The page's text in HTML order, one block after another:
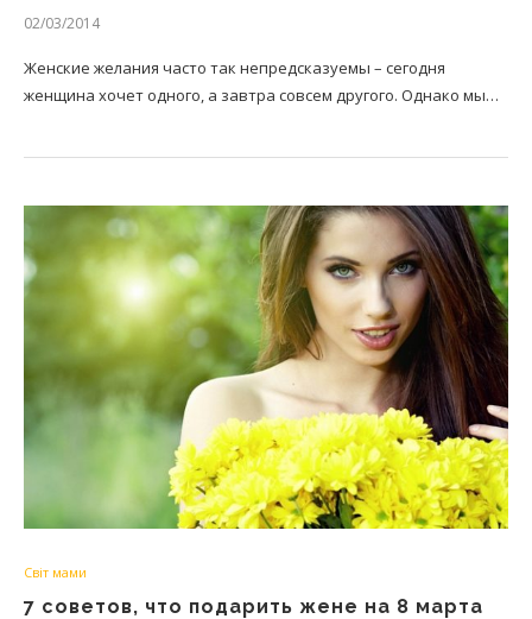
02/03/2014
Женские желания часто так непредсказуемы – сегодня
женщина хочет одного, а завтра совсем другого. Однако мы…
Світ мами
7 советов, что подарить жене на 8 марта